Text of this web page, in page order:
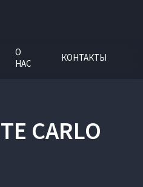
О
НАС
КОНТАКТЫ
CARLO